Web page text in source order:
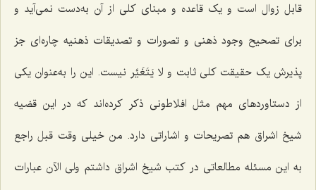
قابل زوال است و یک قاعده و مبناى کلى از آن به‌دست نمى‌آید و
براى تصحیح وجود ذهنى و تصورات و تصدیقات ذهنیه چاره‌اى جز
پذیرش یک حقیقت کلى ثابت و لا یَتَغَیَّر نیست. این را به‌عنوان یکى
از دستاوردهاى مهم مثل افلاطونى ذکر کرده‌اند که در این قضیه
شیخ اشراق هم‌ تصریحات و اشاراتى دارد. من خیلى وقت قبل راجع
به این مسئله مطالعاتى در کتب شیخ اشراق داشتم ولى الآن عبارات